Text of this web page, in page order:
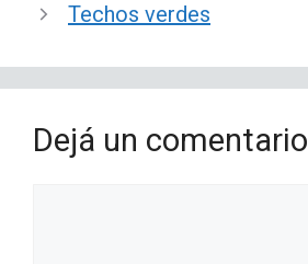
Techos verdes
Dejá un comentario